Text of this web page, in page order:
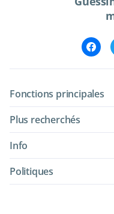
Fonctions principales
Plus recherchés
Info
Politiques